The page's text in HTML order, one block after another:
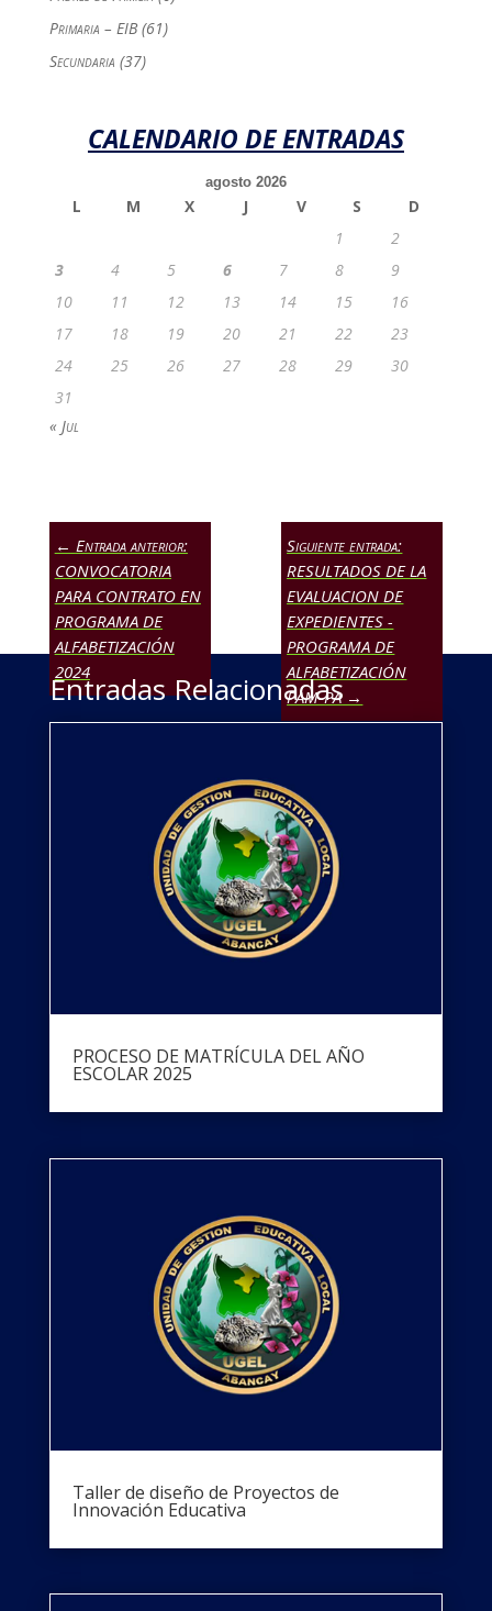
Primaria – EIB(61)
Secundaria (37)
CALENDARIO DE ENTRADAS
agosto 2026
L M X J V S
D
1
2
3
4 5 6 7 8
9
10
11 12 13 14 15
16
17
18 19 20 21 22
23
24
25 26 27 28 29
30
31
« Jul
← Entrada anterior:
CONVOCATORIA
PARA CONTRATO EN
PROGRAMA DE
ALFABETIZACIÓN
2024
Siguiente entrada:
RESULTADOS DE LA
EVALUACION DE
EXPEDIENTES -
PROGRAMA DE
ALFABETIZACIÓN
PAM-PA→
Entradas Relacionadas
PROCESO DE MATRÍCULA DEL AÑO
ESCOLAR 2025
Taller de diseño de Proyectos de
Innovación Educativa